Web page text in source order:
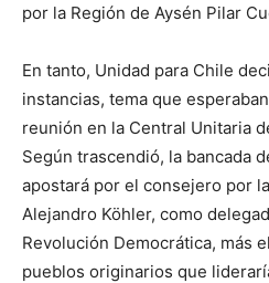
por la Región de Aysén Pilar
En tanto, Unidad para Chile
instancias, tema que
reunión en la Central Unitaria
Según trascendió, la bancada
apostará por el consejero por
Alejandro Köhler, como
Revolución Democrática, más
pueblos originarios que